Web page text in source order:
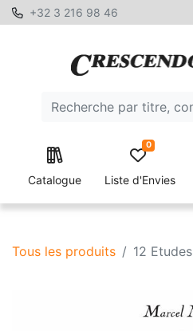
+32 3 216 98 46
Catalogue Liste d'Envies
0
Tous les produits 12 Etudes